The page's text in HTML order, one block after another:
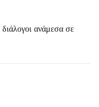
ανάμεσα σε